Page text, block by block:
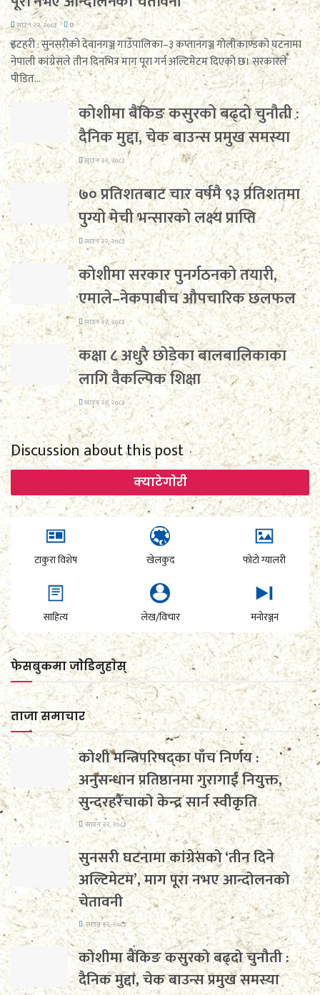
साउन २२, २०८३ 0
इटहरी : सुनसरीको देवानगञ्ज गाउँपालिका–३ कप्तानगञ्ज गोलीकाण्डको घटनामा
नेपाली कांग्रेसले तीन दिनभित्र माग पूरा गर्न अल्टिमेटम दिएको छ। सरकारले
पीडित...
कोशीमा बैंकिङ कसुरको बढ्दो चुनौती :
दैनिक मुद्दा, चेक बाउन्स प्रमुख समस्या
साउन २२, २०८३
७० प्रतिशतबाट चार वर्षमै ९३ प्रतिशतमा
पुग्यो मेची भन्सारको लक्ष्य प्राप्ति
साउन २२, २०८३
कोशीमा सरकार पुनर्गठनको तयारी,
एमाले–नेकपाबीच औपचारिक छलफल
साउन २२, २०८३
कक्षा ८ अधुरै छोडेका बालबालिकाका
लागि वैकल्पिक शिक्षा
साउन २२, २०८३
Discussion about this post
क्याटेगाेरी
टाकुरा विशेष खेलकुद फोटो ग्यालरी
साहित्य लेख/विचार मनोरञ्जन
फेसबुकमा जाेडिनुहाेस्
ताजा समाचार
कोशी मन्त्रिपरिषद्का पाँच निर्णय :
अनुसन्धान प्रतिष्ठानमा गुरागाईं नियुक्त,
सुन्दरहरैँचाको केन्द्र सार्न स्वीकृति
साउन २२, २०८३
सुनसरी घटनामा कांग्रेसको ‘तीन दिने
अल्टिमेटम’, माग पूरा नभए आन्दोलनको
चेतावनी
साउन २२, २०८३
कोशीमा बैंकिङ कसुरको बढ्दो चुनौती :
दैनिक मुद्दा, चेक बाउन्स प्रमुख समस्या